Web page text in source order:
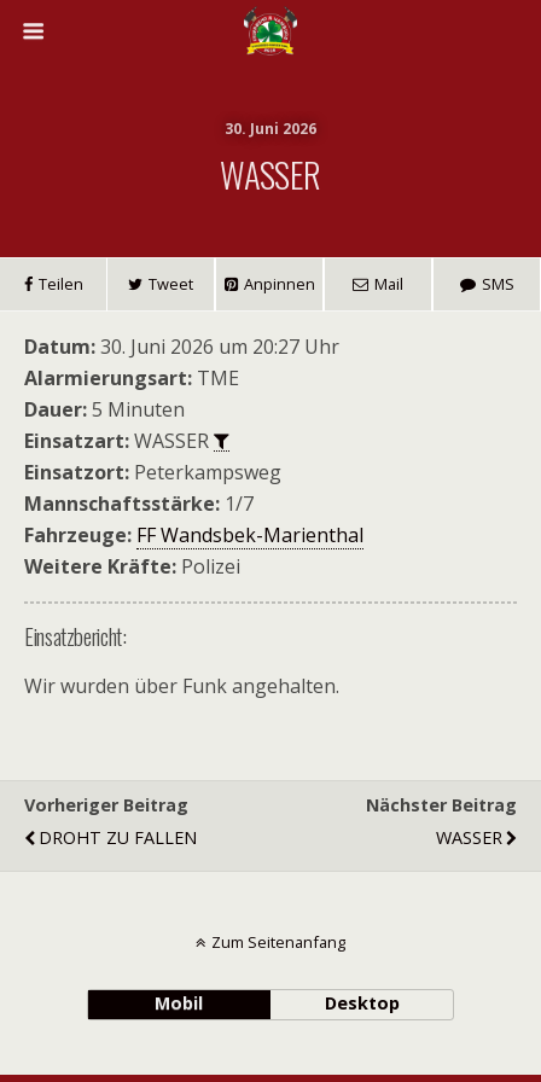
30. Juni 2026
WASSER
Teilen Tweet Anpinnen Mail SMS
Datum:30. Juni 2026 um 20:27 Uhr
Alarmierungsart: TME
Dauer:5 Minuten
Einsatzart:WASSER
Einsatzort: Peterkampsweg
Mannschaftsstärke: 1/7
Fahrzeuge: FF Wandsbek-Marienthal
Weitere Kräfte: Polizei
Einsatzbericht:
Wir wurden über Funk angehalten.
Vorheriger Beitrag
DROHT ZU FALLEN
Nächster Beitrag
WASSER
Zum Seitenanfang
Mobil Desktop